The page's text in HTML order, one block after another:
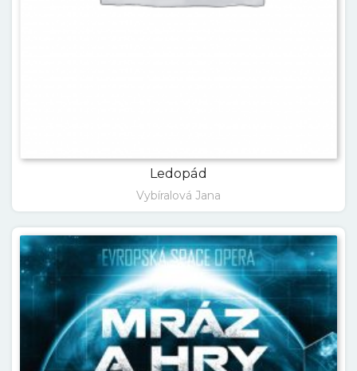
Ledopád
Vybíralová Jana